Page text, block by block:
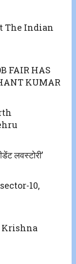
The Indian
FAIR HAS
KUMAR
लवस्टोरी’
10,
Krishna